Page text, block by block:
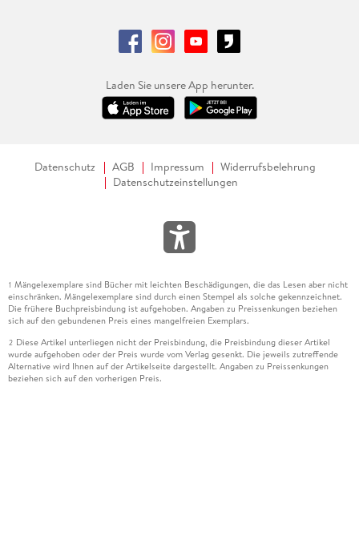
Laden Sie unsere App herunter.
Datenschutz AGB Impressum
Widerrufsbelehrung
Datenschutzeinstellungen
1 Mängelexemplare sind Bücher mit leichten Beschädigungen, die das Lesen aber nicht
einschränken. Mängelexemplare sind durch einen Stempel als solche gekennzeichnet.
Die frühere Buchpreisbindung ist aufgehoben. Angaben zu Preissenkungen beziehen
sich auf den gebundenen Preis eines mangelfreien Exemplars.
2 Diese Artikel unterliegen nicht der Preisbindung, die Preisbindung dieser Artikel
wurde aufgehoben oder der Preis wurde vom Verlag gesenkt. Die jeweils zutreffende
Alternative wird Ihnen auf der Artikelseite dargestellt. Angaben zu Preissenkungen
beziehen sich auf den vorherigen Preis.